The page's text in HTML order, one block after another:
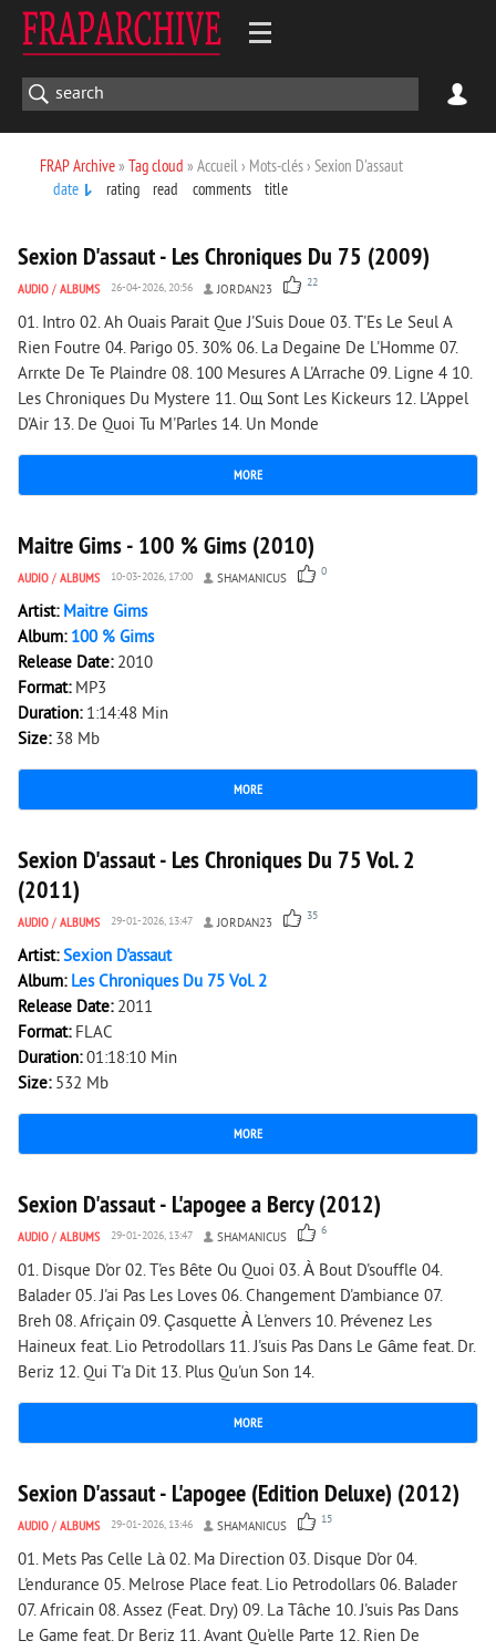
FRAP Archive» Tag cloud » Accueil › Mots-clés › Sexion D'assaut
date
rating read comments title
Sexion D'assaut - Les Chroniques Du 75 (2009)
AUDIO / ALBUMS 26-04-2026, 20:56 JORDAN23 22
01. Intro 02. Ah Ouais Parait Que J'Suis Doue 03. T'Es Le Seul A
Rien Foutre 04. Parigo 05. 30% 06. La Degaine De L'Homme 07.
Arrкte De Te Plaindre 08. 100 Mesures A L'Arrache 09. Ligne 4 10.
Les Chroniques Du Mystere 11. Oщ Sont Les Kickeurs 12. L'Appel
D'Air 13. De Quoi Tu M'Parles 14. Un Monde
MORE
350 0
Maitre Gims - 100 % Gims (2010)
AUDIO / ALBUMS 10-03-2026, 17:00 SHAMANICUS 0
Artist: Maitre Gims
Album: 100 % Gims
Release Date: 2010
Format: MP3
Duration: 1:14:48 Min
Size: 38 Mb
MORE
13 037 0
Sexion D'assaut - Les Chroniques Du 75 Vol. 2
(2011)
AUDIO / ALBUMS 29-01-2026, 13:47 JORDAN23 35
Artist:Sexion D'assaut
Album: Les Chroniques Du 75 Vol. 2
Release Date: 2011
Format: FLAC
Duration:01:18:10 Min
Size: 532 Mb
MORE
2 856 0
Sexion D'assaut - L'apogee a Bercy (2012)
AUDIO / ALBUMS 29-01-2026, 13:47 SHAMANICUS 6
01. Disque D'or 02. T'es Bête Ou Quoi 03. À Bout D'souffle 04.
Balader 05. J'ai Pas Les Loves 06. Changement D'ambiance 07.
Breh 08. Afriçain 09. Çasquette À L'envers 10. Prévenez Les
Haineux feat. Lio Petrodollars 11. J'suis Pas Dans Le Gâme feat. Dr.
Beriz 12. Qui T'a Dit 13. Plus Qu'un Son 14.
MORE
4 088 0
Sexion D'assaut - L'apogee (Edition Deluxe) (2012)
AUDIO / ALBUMS 29-01-2026, 13:46 SHAMANICUS 15
01. Mets Pas Celle Là 02. Ma Direction 03. Disque D'or 04.
L'endurance 05. Melrose Place feat. Lio Petrodollars 06. Balader
07. Africain 08. Assez (Feat. Dry) 09. La Tâche 10. J'suis Pas Dans
Le Game feat. Dr Beriz 11. Avant Qu'elle Parte 12. Rien De